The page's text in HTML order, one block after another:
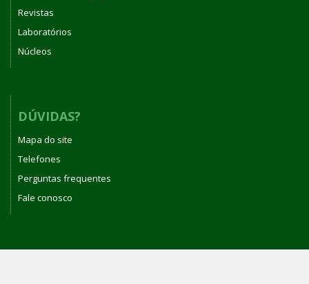
Revistas
Laboratórios
Núcleos
DÚVIDAS?
Mapa do site
Telefones
Perguntas frequentes
Fale conosco